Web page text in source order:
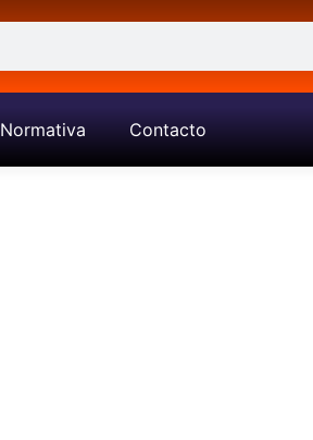
Normativa Contacto